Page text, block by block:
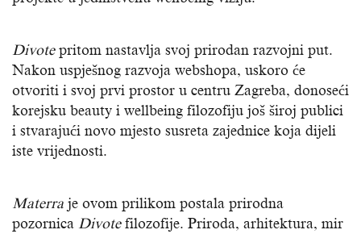
Divotepritom nastavlja svoj prirodan razvojni put.
Nakon uspješnog razvoja webshopa, uskoro će
otvoriti i svoj prvi prostor u centru Zagreba, donoseći
korejsku beauty i wellbeing filozofiju još široj publici
i stvarajući novo mjesto susreta zajednice koja dijeli
iste vrijednosti.
Materra je ovom prilikom postala prirodna
pozornica Divotefilozofije. Priroda, arhitektura, mir